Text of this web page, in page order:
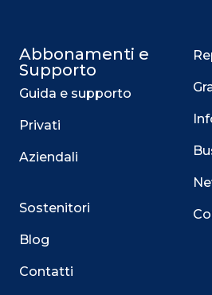
Abbonamenti e
Supporto
Guida e supporto
Privati
Aziendali
Sostenitori
Blog
Contatti